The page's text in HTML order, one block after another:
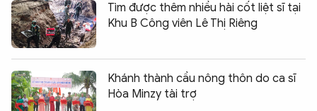
Tìm được thêm nhiều hài cốt liệt sĩ tại
Khu B Công viên Lê Thị Riêng
Khánh thành cầu nông thôn do ca sĩ
Hòa Minzy tài trợ